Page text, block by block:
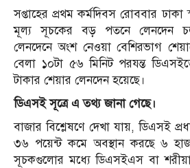
সপ্তাহের প্রথম কর্মদিবস রোববার
মূল্য সূচকের বড় পতনে লেনদেন
লেনদেনে অংশ নেওয়া বেশিরভাগ
বেলা ১০টা ৫৬ মিনিট পরযন্ত
টাকার শেয়ার লেনদেন হয়েছে।
ডিএসই সূত্রে এ তথ্য জানা গেছে।
বাজার বিশ্লেষণে দেখা যায়, ডিএসই
৩৬ পয়েন্ট কমে অবস্থান করছে ৬
সূচকগুলোর মধ্যে ডিএসইএস বা